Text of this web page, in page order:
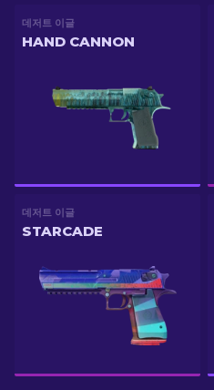
데저트 이글
HAND CANNON
데저트 이글
STARCADE